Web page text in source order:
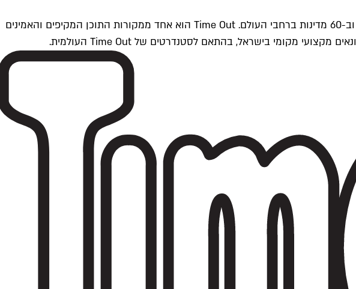
Time Outתל אביב הוא חלק מרשת Time Out Global — רשת מדיה בינלאומית הפועלת ב-360 ערים מרכזיות וב-60 מדינות ברחבי העולם. Time Out הוא אחד ממקורות התוכן המקיפים והאמינים